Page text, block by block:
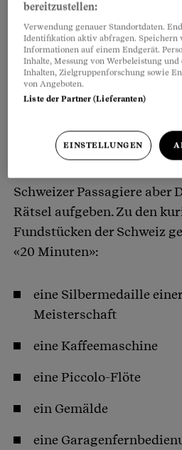
Vom Schlüssel bis zur
häufige und kuriose
Dass Smartphones,
oder Brillen im Auto liegen
Schweizer Passagiere aber
Rätsel aufgeben. Zu den
Fundstücken der Schweiz
«20 Minuten»:
eine Silbermedaille
Meisterschaft
eine Kaffeemaschine
eine Piccolo-Flöte
ein Gemälde
eine
bereitzustellen:
Verwendung genauer Standortdaten.
Identifikation aktiv abfragen. Speichern
Informationen auf einem Endgerät.
Inhalte, Messung von Werbeleistung
Inhalten, Zielgruppenforschung sowie
von Angeboten.
Liste der Partner (Lieferanten)
EINSTELLUNGEN